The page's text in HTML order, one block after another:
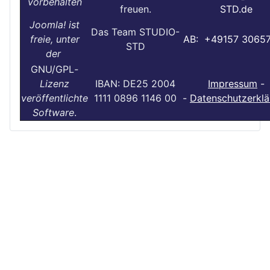
freuen.
STD.de
Joomla! ist
freie, unter
der
Das Team STUDIO-
STD
AB: +49157
GNU/GPL-
Lizenz
veröffentlichte
Software.
IBAN: DE25 2004
1111 0896 1146 00
Impressum -
-